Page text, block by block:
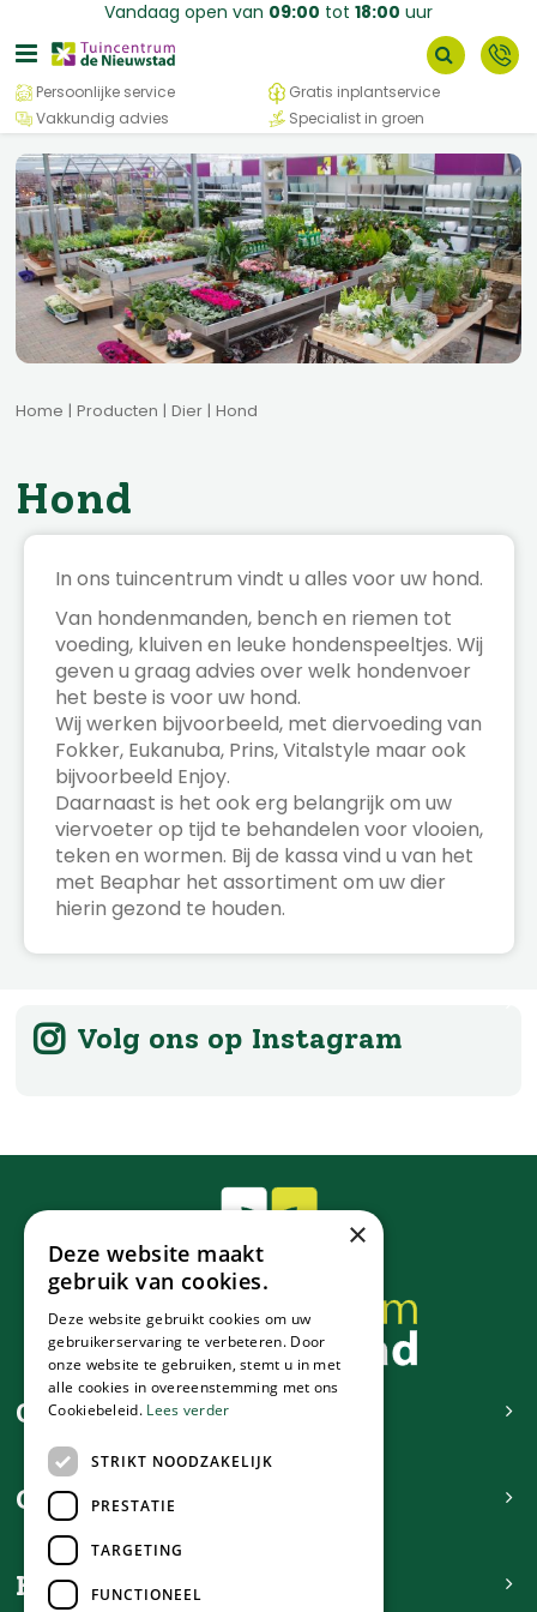
Home Producten Dier Hond
Vandaag open van 09:00 tot 18:00 uur
Persoonlijke service
Gratis inplantservice
Vakkundig advies
Specialist in groen
Hond
In ons tuincentrum vindt u alles voor uw hond.
Van hondenmanden, bench en riemen tot
voeding, kluiven en leuke hondenspeeltjes. Wij
geven u graag advies over welk hondenvoer
het beste is voor uw hond.
Wij werken bijvoorbeeld, met diervoeding van
Fokker, Eukanuba, Prins, Vitalstyle maar ook
bijvoorbeeld Enjoy.
Daarnaast is het ook erg belangrijk om uw
viervoeter op tijd te behandelen voor vlooien,
teken en wormen. Bij de kassa vind u van het
met Beaphar het assortiment om uw dier
hierin gezond te houden.
Volg ons op Instagram
Contact
Openingstijden
Handig
×
Deze website maakt
gebruik van cookies.
Deze website gebruikt cookies om uw
gebruikerservaring te verbeteren. Door
onze website te gebruiken, stemt u in met
alle cookies in overeenstemming met ons
Cookiebeleid. Lees verder
STRIKT NOODZAKELIJK
PRESTATIE
TARGETING
FUNCTIONEEL